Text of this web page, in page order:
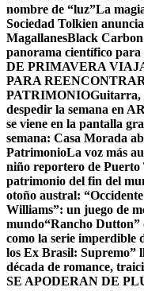
nombre de “luz”La
Sociedad Tolkien
MagallanesBlack
panorama científico para
DE PRIMAVERA
PARA
PATRIMONIOGuitarra,
despedir la semana en
se viene en la pantalla
semana: Casa Morada
PatrimonioLa voz más
niño reportero de Puerto
patrimonio del fin del
otoño austral:
Williams”: un juego de
mundo“Rancho Dutton”
como la serie imperdible
los Ex Brasil: Supremo”
década de romance,
SE APODERAN DE